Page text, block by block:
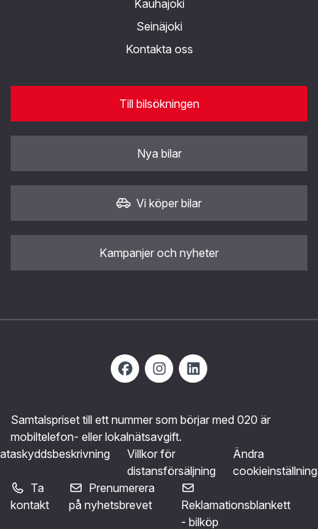
Kauhajoki
Seinäjoki
Kontakta oss
Till bilsökningen
Nya bilar
Vi köper bilar
Kampanjer och nyheter
Samtalspriset till ett nummer som börjar med 020 är
mobiltelefon- eller lokalnätsavgift.
Villkor för
distansförsäljning
Ändra
Ta
kontakt
Prenumerera
på nyhetsbrevet
Reklamationsblankett
- bilköp